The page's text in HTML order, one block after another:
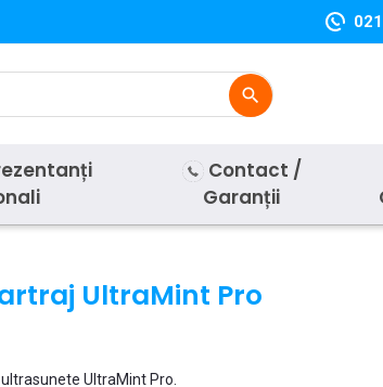
search
Contact /
Garanții
UltraMint Pro
UltraMint Pro.